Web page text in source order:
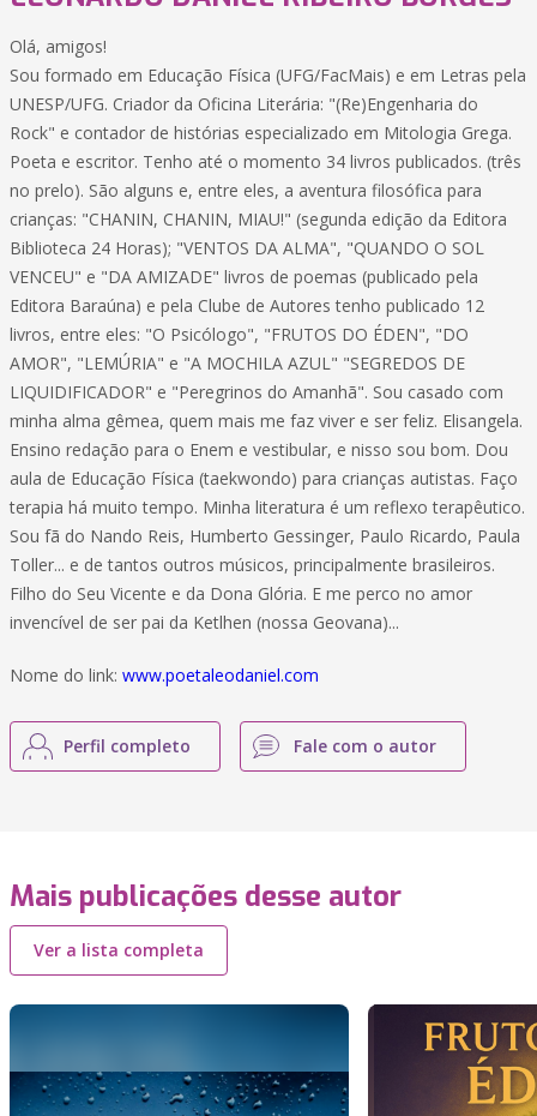
Olá, amigos!
Sou formado em Educação Física (UFG/FacMais) e em Letras pela
UNESP/UFG. Criador da Oficina Literária: "(Re)Engenharia do
Rock" e contador de histórias especializado em Mitologia Grega.
Poeta e escritor. Tenho até o momento 34 livros publicados. (três
no prelo). São alguns e, entre eles, a aventura filosófica para
crianças: "CHANIN, CHANIN, MIAU!" (segunda edição da Editora
Biblioteca 24 Horas); "VENTOS DA ALMA", "QUANDO O SOL
VENCEU" e "DA AMIZADE" livros de poemas (publicado pela
Editora Baraúna) e pela Clube de Autores tenho publicado 12
livros, entre eles: "O Psicólogo", "FRUTOS DO ÉDEN", "DO
AMOR", "LEMÚRIA" e "A MOCHILA AZUL" "SEGREDOS DE
LIQUIDIFICADOR" e "Peregrinos do Amanhã". Sou casado com
minha alma gêmea, quem mais me faz viver e ser feliz. Elisangela.
Ensino redação para o Enem e vestibular, e nisso sou bom. Dou
aula de Educação Física (taekwondo) para crianças autistas. Faço
terapia há muito tempo. Minha literatura é um reflexo terapêutico.
Sou fã do Nando Reis, Humberto Gessinger, Paulo Ricardo, Paula
Toller... e de tantos outros músicos, principalmente brasileiros.
Filho do Seu Vicente e da Dona Glória. E me perco no amor
invencível de ser pai da Ketlhen (nossa Geovana)...
Nome do link: www.poetaleodaniel.com
Perfil completo Fale com o autor
Mais publicações desse autor
Ver a lista completa